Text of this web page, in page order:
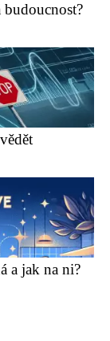
a jak na ni?